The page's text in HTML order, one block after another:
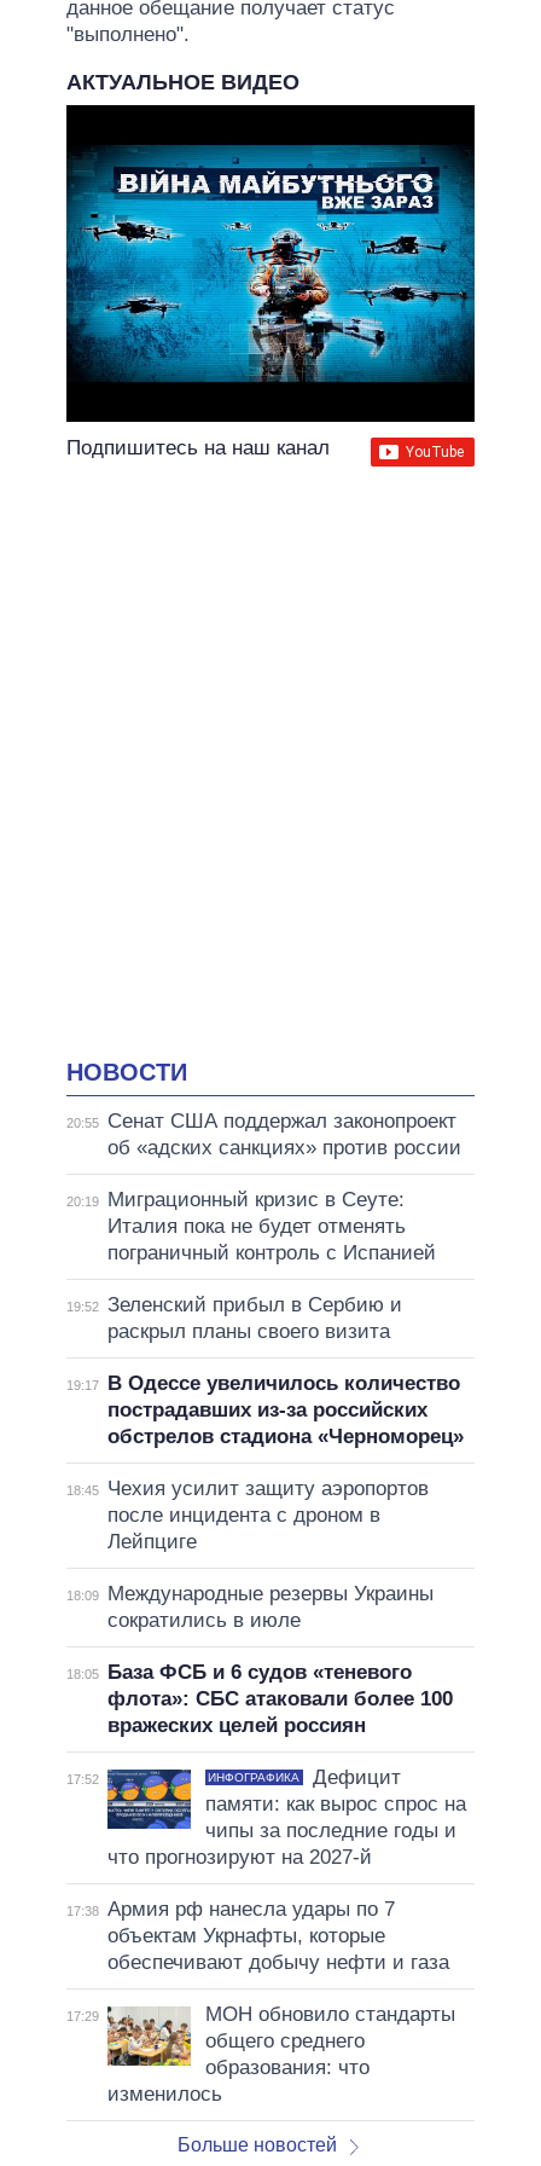
данное обещание получает статус
"выполнено".
АКТУАЛЬНОЕ ВИДЕО
Подпишитесь на наш канал
НОВОСТИ
20:55
Сенат США поддержал законопроект
об «адских санкциях» против россии
20:19
Миграционный кризис в Сеуте:
Италия пока не будет отменять
пограничный контроль с Испанией
19:52 Зеленский прибыл в Сербию и
раскрыл планы своего визита
19:17
В Одессе увеличилось количество
пострадавших из-за российских
обстрелов стадиона «Черноморец»
18:45
Чехия усилит защиту аэропортов
после инцидента с дроном в
Лейпциге
18:09
Международные резервы Украины
сократились в июле
18:05
База ФСБ и 6 судов «теневого
флота»: СБС атаковали более 100
вражеских целей россиян
17:52 ИНФОГРАФИКА
Дефицит
памяти: как вырос спрос на
чипы за последние годы и
что прогнозируют на 2027-й
17:38 Армия рф нанесла удары по 7
объектам Укрнафты, которые
обеспечивают добычу нефти и газа
17:29
МОН обновило стандарты
общего среднего
образования: что
изменилось
Больше новостей